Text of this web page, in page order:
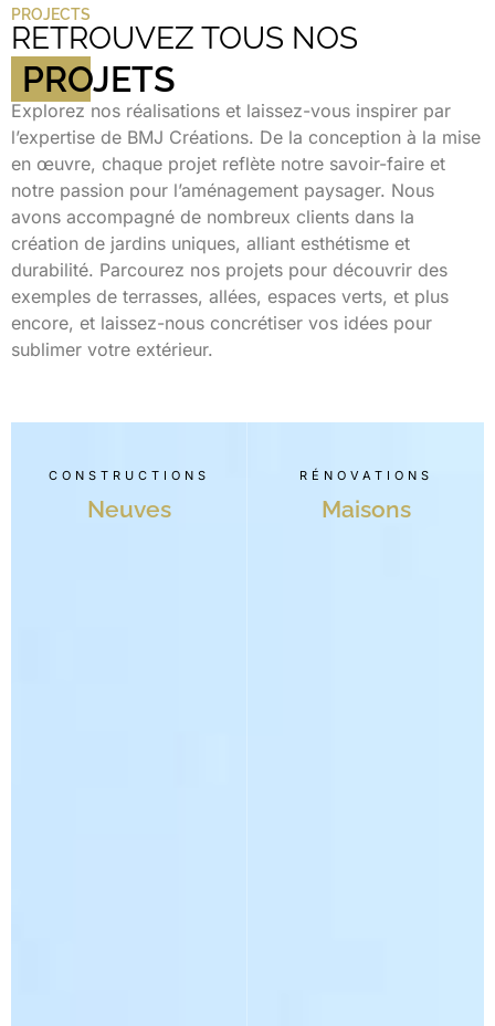
PROJECTS
RETROUVEZ TOUS NOS
PROJETS
Explorez nos réalisations et laissez-vous inspirer par
l’expertise de BMJ Créations. De la conception à la mise
en œuvre, chaque projet reflète notre savoir-faire et
notre passion pour l’aménagement paysager. Nous
avons accompagné de nombreux clients dans la
création de jardins uniques, alliant esthétisme et
durabilité. Parcourez nos projets pour découvrir des
exemples de terrasses, allées, espaces verts, et plus
encore, et laissez-nous concrétiser vos idées pour
sublimer votre extérieur.
CONSTRUCTIONS
Neuves
RÉNOVATIONS
Maisons